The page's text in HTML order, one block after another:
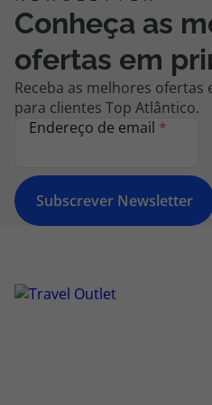
Conheça as
ofertas em
Receba as melhores ofertas
para clientes Top Atlântico.
Endereço de email *
Subscrever Newsletter